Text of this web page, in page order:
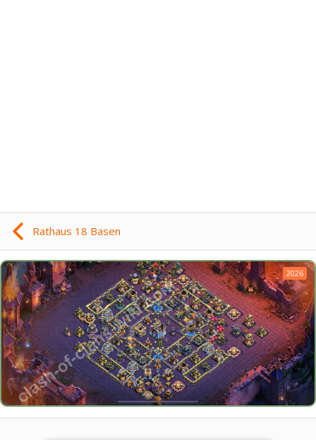
Rathaus 18 Basen
2026